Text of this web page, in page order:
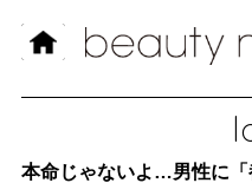
本命じゃないよ…男性に